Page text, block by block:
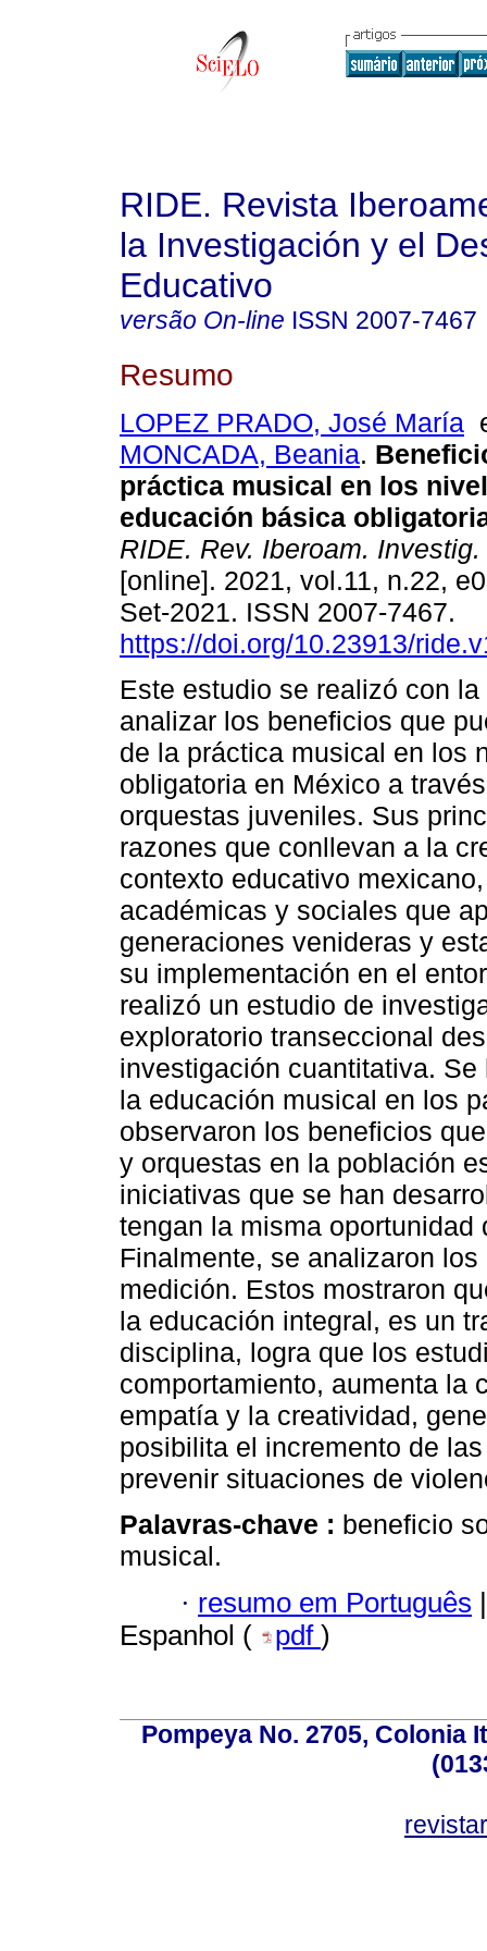
RIDE. Revista
la Investigación y el
Educativo
versão On-line ISSN 2007-7467
Resumo
LOPEZ PRADO, José María
MONCADA, Beania.
práctica musical en los
educación básica
RIDE. Rev. Iberoam.
[online]. 2021, vol.11, n.22,
Set-2021. ISSN 2007-7467.
https://doi.org/10.23913/
Este estudio se realizó con
analizar los beneficios que
de la práctica musical en los
obligatoria en México a
orquestas juveniles. Sus
razones que conllevan a la
contexto educativo
académicas y sociales que
generaciones venideras y
su implementación en el
realizó un estudio de
exploratorio transeccional
investigación cuantitativa.
la educación musical en los
observaron los beneficios
y orquestas en la población
iniciativas que se han
tengan la misma
Finalmente, se analizaron
medición. Estos mostraron
la educación integral, es un
disciplina, logra que los
comportamiento, aumenta la
empatía y la creatividad,
posibilita el incremento de
prevenir situaciones de
Palavras-chave : beneficio
musical.
· resumo em Português |
Espanhol (
pdf )
Pompeya No. 2705, Colonia